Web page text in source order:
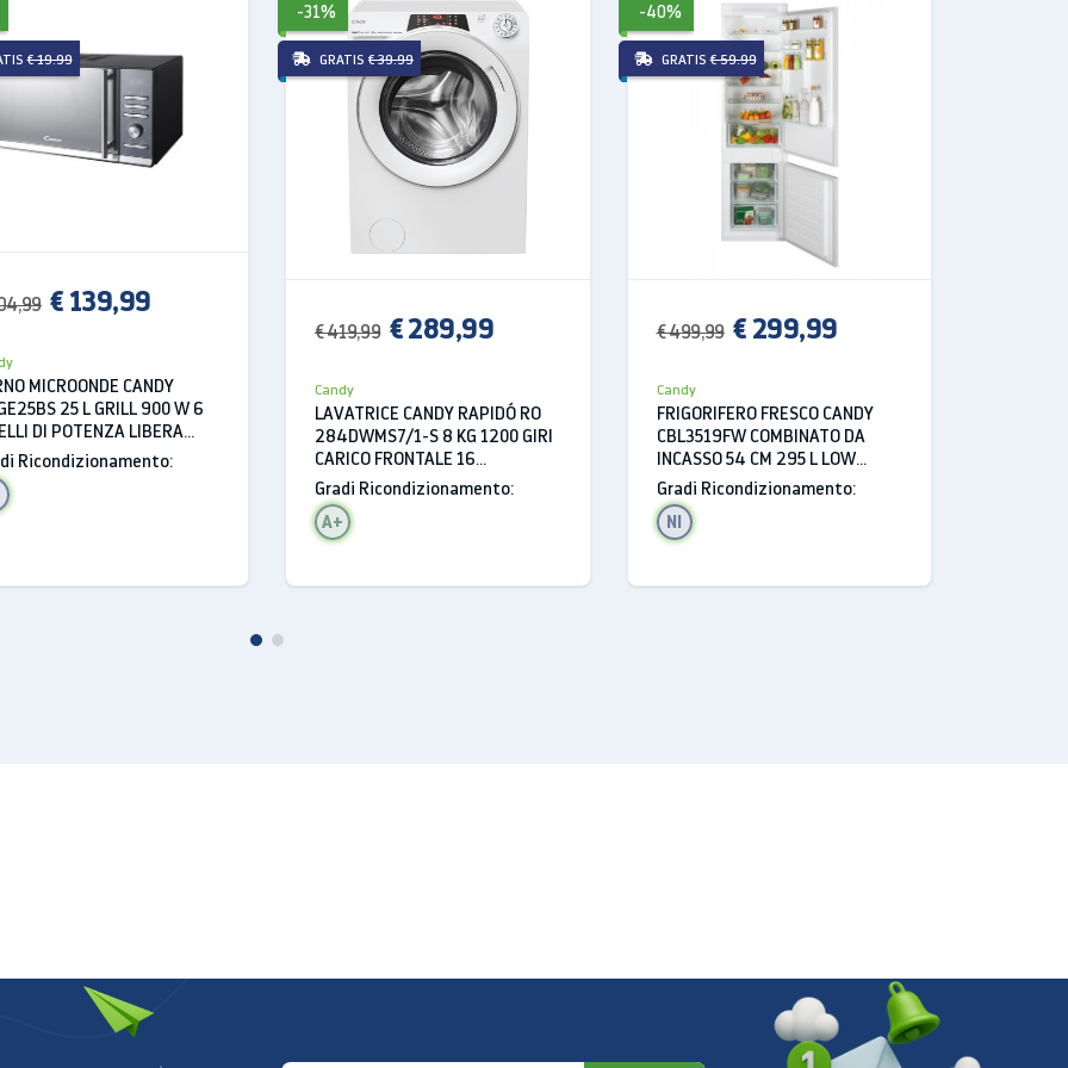
6
Grid
€ 19.99
€ 139,99
MICROONDE CANDY
25 L GRILL 900 W 6
DI POTENZA LIBERA
NERO
Ricondizionamento:
-31%
GRATIS € 39.99
€ 419,99 € 289,99
Candy
LAVATRICE CANDY RAPIDÓ RO
284DWMS7/1-S 8 KG 1200 GIRI
CARICO FRONTALE 16
PROGRAMMI PARTENZA
DIFFERITA VAPORE LIBERA
INSTALLAZIONE BLUETOOTH
CLASSE A
Gradi Ricondizionamento:
A+
-40%
GRATIS € 59.99
€ 499,99 € 299,99
Candy
FRIGORIFERO FRESCO CANDY
CBL3519FW COMBINATO DA
INCASSO 54 CM 295 L LOW
FROST WIFI BIANCO CLASSE F
Gradi Ricondizionamento:
NI